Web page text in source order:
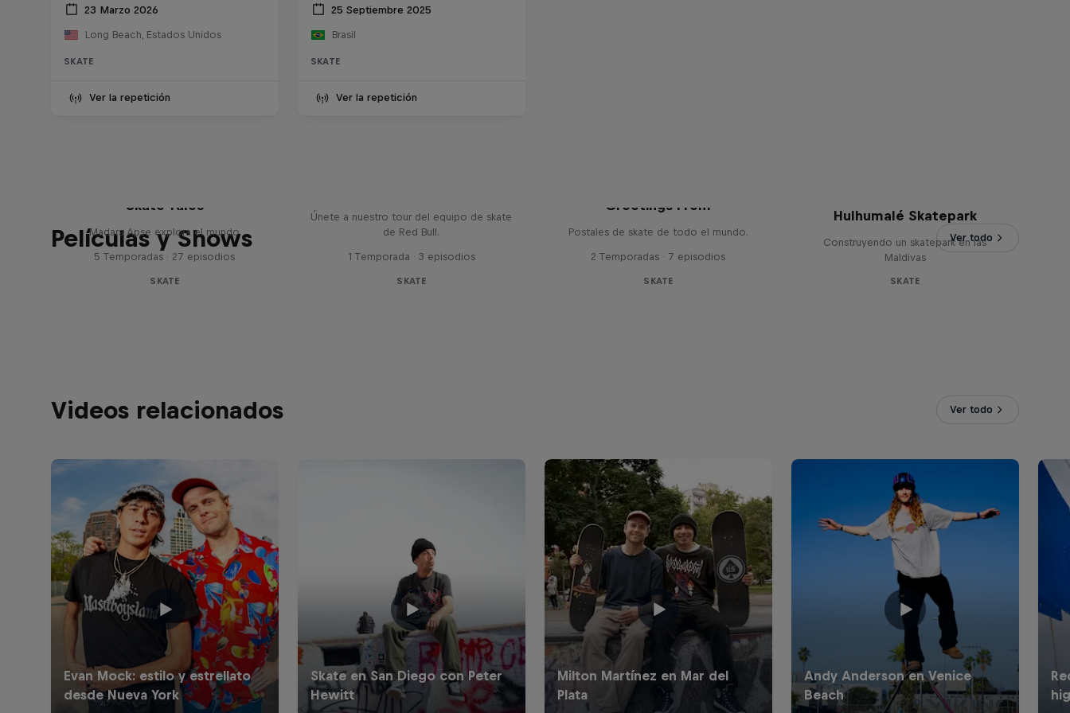
23 Marzo 2026
Long Beach, Estados Unidos
SKATE
Ver la repetición
25 Septiembre 2025
Brasil
SKATE
Ver la repetición
Películas y Shows Ver todo
Skate Tales
Madars Apse explora el mundo
5 Temporadas · 27 episodios
SKATE
Únete a nuestro tour del equipo de skate
de Red Bull.
1 Temporada · 3 episodios
SKATE
Greetings From
Postales de skate de todo el mundo.
2 Temporadas · 7 episodios
SKATE
Hulhumalé Skatepark
Construyendo un skatepark en las
Maldivas
SKATE
Videos relacionados Ver todo